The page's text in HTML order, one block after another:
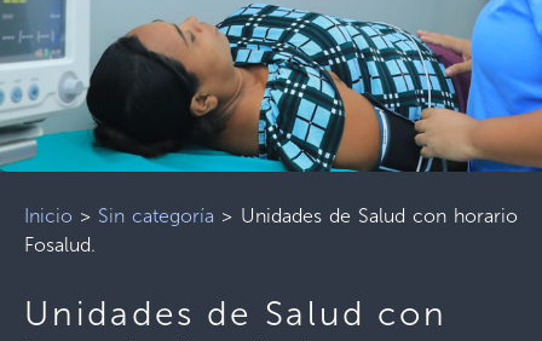
Inicio > Sin categoría > Unidades de Salud con horario
Fosalud.
Unidades de Salud con